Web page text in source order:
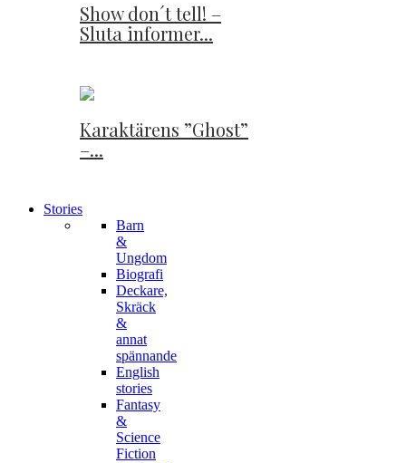
Show don´t tell! –
Sluta informer...
Karaktärens ”Ghost”
–...
Stories
Barn
&
Ungdom
Biografi
Deckare,
Skräck
&
annat
spännande
English
stories
Fantasy
&
Science
Fiction